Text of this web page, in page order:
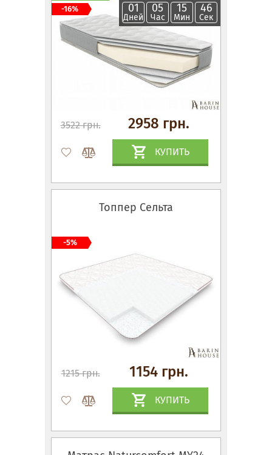
01
Дней
05
Час
15
Мин
45
Сек
3522 грн. 2958 грн.
КУПИТЬ
-16%
Топпер Сельта
1215 грн. 1154 грн.
КУПИТЬ
-5%